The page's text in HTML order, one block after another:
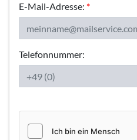
E-Mail-Adresse: *
Telefonnummer: